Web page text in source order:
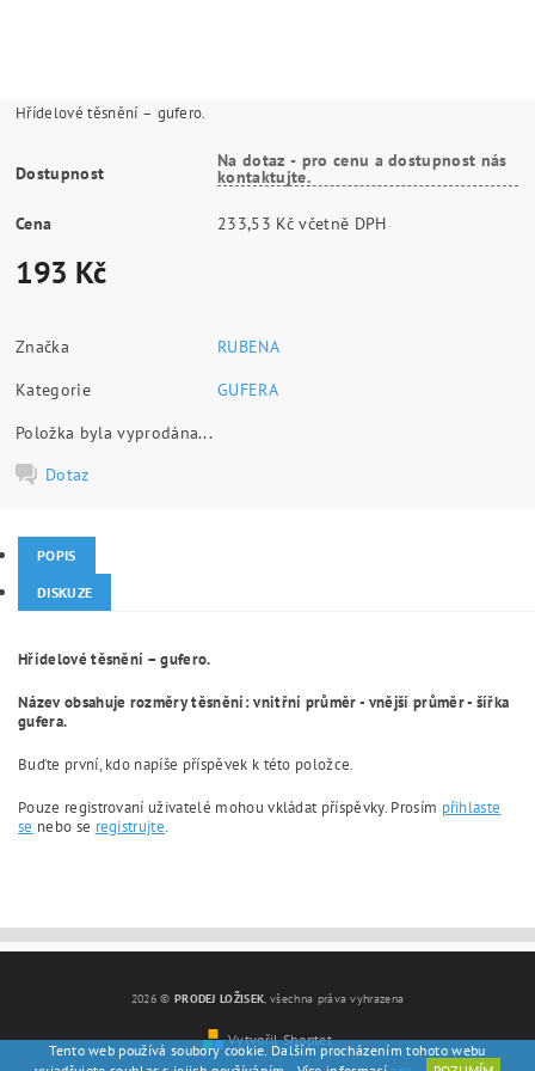
Hřídelové těsnění – gufero.
Dostupnost
Na dotaz - pro cenu a dostupnost nás
kontaktujte.
Cena 233,53 Kč včetně DPH
193 Kč
Značka
RUBENA
Kategorie
GUFERA
Položka byla vyprodána...
Dotaz
POPIS
DISKUZE
Hřídelové těsnění – gufero.
Název obsahuje rozměry těsnění: vnitřní průměr - vnější průměr - šířka
gufera.
Buďte první, kdo napíše příspěvek k této položce.
Pouze registrovaní uživatelé mohou vkládat příspěvky. Prosím přihlaste
se nebo se registrujte.
2026 © PRODEJ LOŽISEK, všechna práva vyhrazena
Vytvořil Shoptet
Tento web používá soubory cookie. Dalším procházením tohoto webu